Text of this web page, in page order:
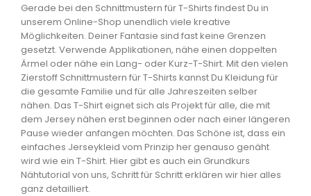
Gerade bei den Schnittmustern für T-Shirts findest Du in
unserem Online-Shop unendlich viele kreative
Möglichkeiten. Deiner Fantasie sind fast keine Grenzen
gesetzt. Verwende Applikationen, nähe einen doppelten
Ärmel oder nähe ein Lang- oder Kurz-T-Shirt. Mit den vielen
Zierstoff Schnittmustern für T-Shirts kannst Du Kleidung für
die gesamte Familie und für alle Jahreszeiten selber
nähen. Das T-Shirt eignet sich als Projekt für alle, die mit
dem Jersey nähen erst beginnen oder nach einer längeren
Pause wieder anfangen möchten. Das Schöne ist, dass ein
einfaches Jerseykleid vom Prinzip her genauso genäht
wird wie ein T-Shirt. Hier gibt es auch ein Grundkurs
Nähtutorial von uns, Schritt für Schritt erklären wir hier alles
ganz detailliert.